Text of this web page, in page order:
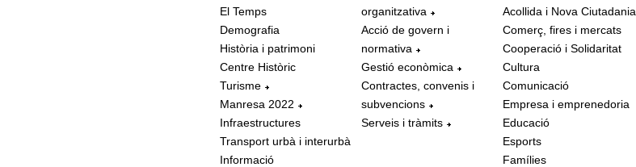
El Temps
Demografia
Història i patrimoni
Centre Històric
Turisme
Manresa 2022
Infraestructures
Transport urbà i interurbà
Informació
organitzativa
Acció de govern i
normativa
Gestió econòmica
Contractes, convenis i
subvencions
Serveis i tràmits
Acollida i Nova Ciutadania
Comerç, fires i mercats
Cooperació i Solidaritat
Cultura
Comunicació
Empresa i emprenedoria
Educació
Esports
Famílies